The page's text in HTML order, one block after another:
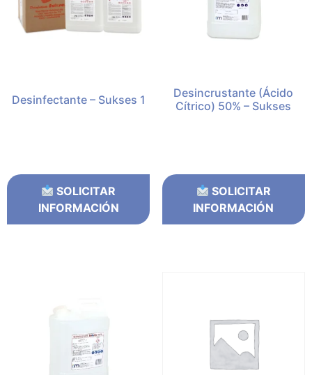
Desinfectante – Sukses 1
SOLICITAR
INFORMACIÓN
Desincrustante (Ácido
Cítrico) 50% – Sukses
SOLICITAR
INFORMACIÓN